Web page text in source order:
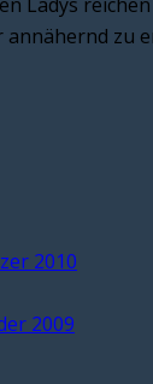
annähernd zu
2010
2009